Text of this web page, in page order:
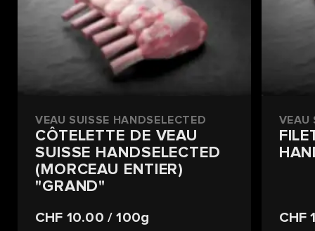
VEAU SUISSE HANDSELECTED
CÔTELETTE DE VEAU
SUISSE HANDSELECTED
(MORCEAU ENTIER)
"GRAND"
CHF 10.00 / 100g
VEAU
CHF